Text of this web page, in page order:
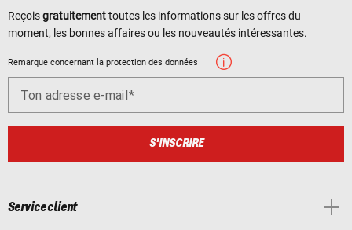
Reçoisgratuitementtoutes les informations sur les offres du
moment, les bonnes affaires ou les nouveautés intéressantes.
Remarque concernant la protection des données
Ton adresse e-mail
S'INSCRIRE
Service client